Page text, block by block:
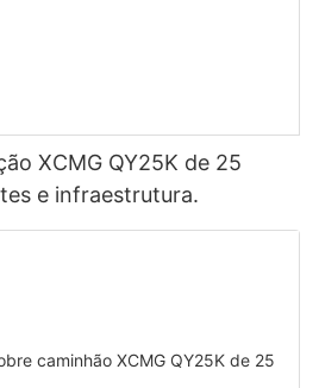
XCMG QY25K de 25
e infraestrutura.